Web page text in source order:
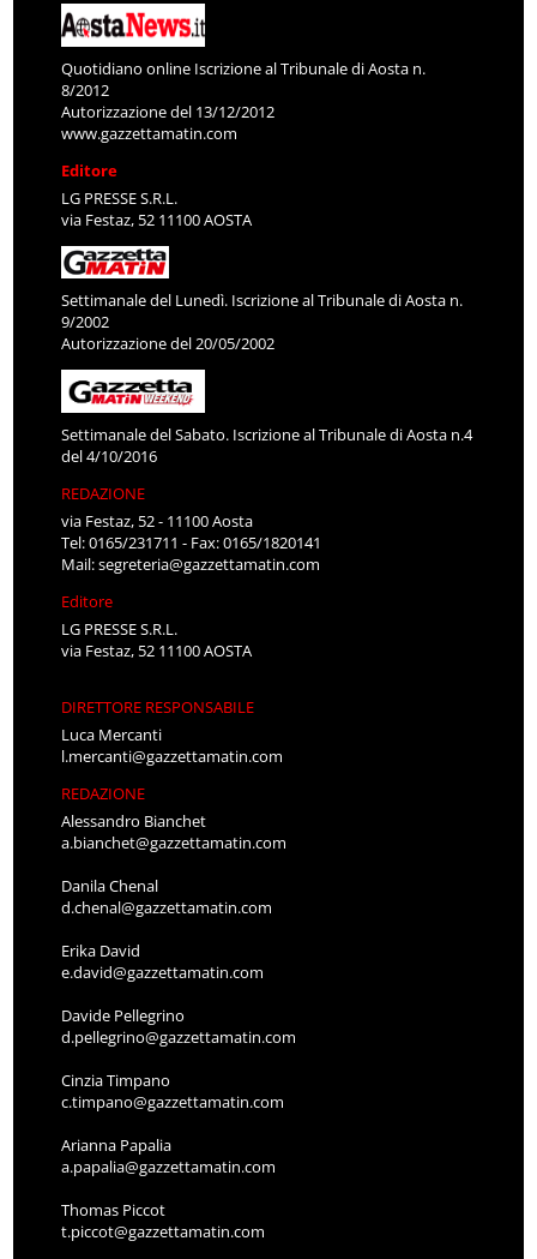
Quotidiano online Iscrizione al Tribunale di Aosta n.
8/2012
Autorizzazione del 13/12/2012
www.gazzettamatin.com
Editore
LG PRESSE S.R.L.
via Festaz, 52 11100 AOSTA
Settimanale del Lunedì. Iscrizione al Tribunale di Aosta n.
9/2002
Autorizzazione del 20/05/2002
Settimanale del Sabato. Iscrizione al Tribunale di Aosta n.4
del 4/10/2016
REDAZIONE
via Festaz, 52 - 11100 Aosta
Tel: 0165/231711 - Fax: 0165/1820141
Mail:segreteria@gazzettamatin.com
Editore
LG PRESSE S.R.L.
via Festaz, 52 11100 AOSTA
DIRETTORE RESPONSABILE
Luca Mercanti
l.mercanti@gazzettamatin.com
REDAZIONE
Alessandro Bianchet
a.bianchet@gazzettamatin.com
Danila Chenal
d.chenal@gazzettamatin.com
Erika David
e.david@gazzettamatin.com
Davide Pellegrino
d.pellegrino@gazzettamatin.com
Cinzia Timpano
c.timpano@gazzettamatin.com
Arianna Papalia
a.papalia@gazzettamatin.com
Thomas Piccot
t.piccot@gazzettamatin.com